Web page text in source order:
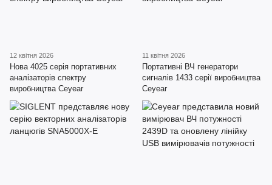
12 квітня 2026
Нова 4025 серія портативних
аналізаторів спектру
виробництва Ceyear
11 квітня 2026
Портативні ВЧ генератори
сигналів 1433 серії виробництва
Ceyear